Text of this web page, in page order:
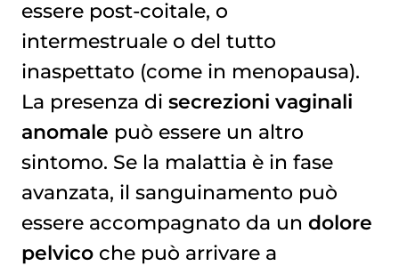
essere post-coitale, o
intermestruale o del tutto
inaspettato (come in menopausa).
La presenza di secrezioni vaginali
anomale può essere un altro
sintomo. Se la malattia è in fase
avanzata, il sanguinamento può
essere accompagnato da un dolore
pelvicoche può arrivare a